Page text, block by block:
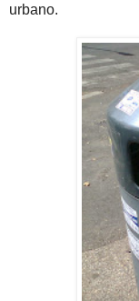
urbano.